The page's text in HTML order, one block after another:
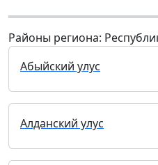
Районы региона:
Абыйский улус
Алданский улус